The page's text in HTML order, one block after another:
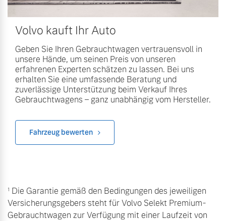
Volvo kauft Ihr Auto
Geben Sie Ihren Gebrauchtwagen vertrauensvoll in
unsere Hände, um seinen Preis von unseren
erfahrenen Experten schätzen zu lassen. Bei uns
erhalten Sie eine umfassende Beratung und
zuverlässige Unterstützung beim Verkauf Ihres
Gebrauchtwagens – ganz unabhängig vom Hersteller.
Fahrzeug bewerten
1 Die Garantie gemäß den Bedingungen des jeweiligen
Versicherungsgebers steht für Volvo Selekt Premium-
Gebrauchtwagen zur Verfügung mit einer Laufzeit von